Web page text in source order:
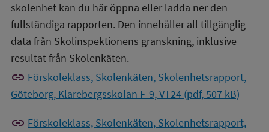
skolenhet kan du här öppna eller ladda ner den
fullständiga rapporten. Den innehåller all tillgänglig
data från Skolinspektionens granskning, inklusive
resultat från Skolenkäten.
link Förskoleklass, Skolenkäten, Skolenhetsrapport,
Göteborg, Klarebergsskolan F-9, VT24 (pdf, 507 kB)
link Förskoleklass, Skolenkäten, Skolenhetsrapport,